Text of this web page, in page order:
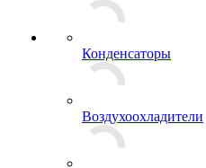
Конденсаторы
Воздухоохладители